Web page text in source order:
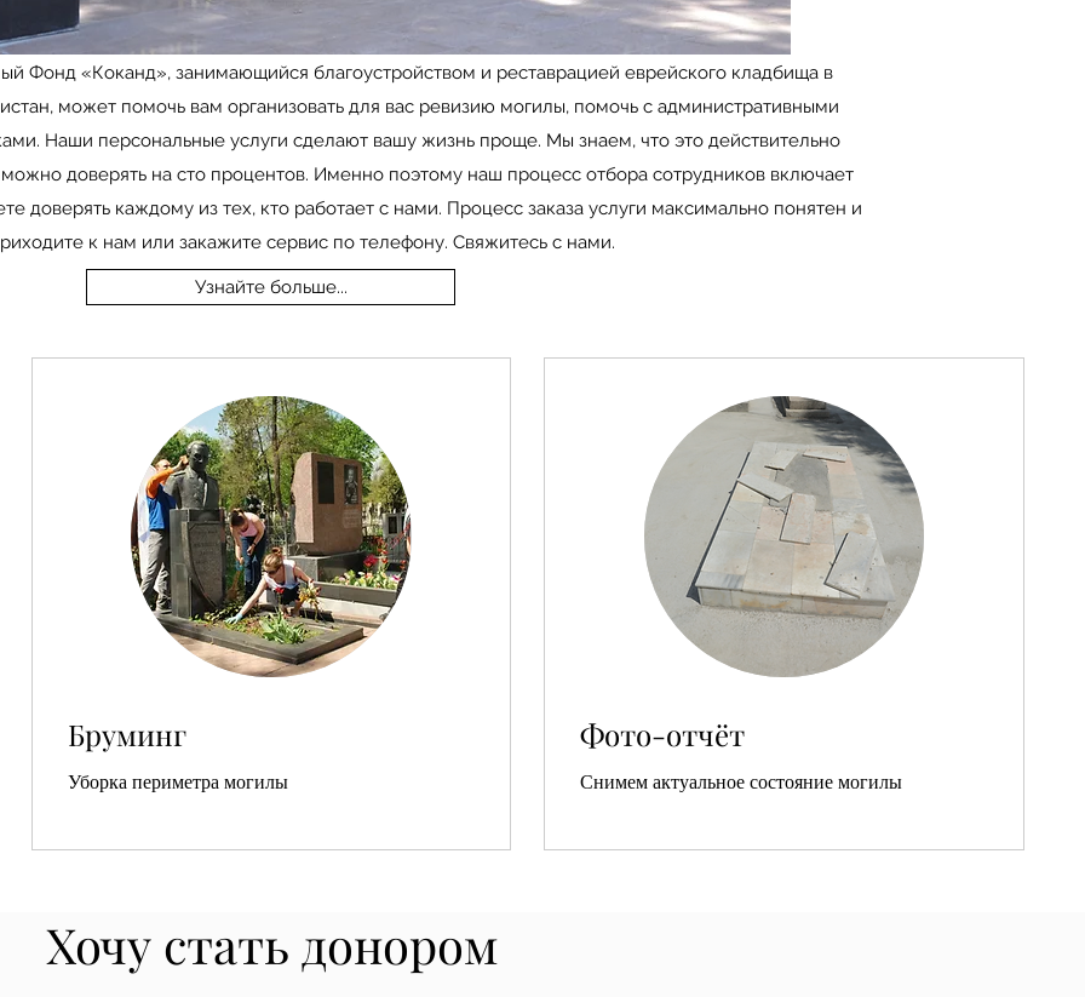
Фонд «Коканд», занимающийся благоустройством и реставрацией еврейского кладбища в
может помочь вам организовать для вас ревизию могилы, помочь с административными
Наши персональные услуги сделают вашу жизнь проще. Мы знаем, что это действительно
доверять на сто процентов. Именно поэтому наш процесс отбора сотрудников включает
доверять каждому из тех, кто работает с нами. Процесс заказа услуги максимально понятен и
к нам или закажите сервис по телефону. Свяжитесь с нами.
Узнайте больше...
Бруминг
Уборка периметра могилы
Фото-отчёт
Снимем актуальное состояние могилы
Хочу стать донором